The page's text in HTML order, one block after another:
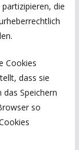
die
Cookies
dass sie
Speichern
so